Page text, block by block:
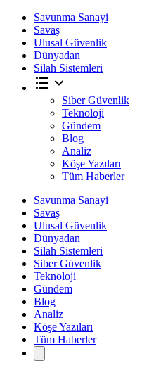
Savunma Sanayi
Savaş
Ulusal Güvenlik
Dünyadan
Silah Sistemleri
Siber Güvenlik
Teknoloji
Gündem
Blog
Analiz
Köşe Yazıları
Tüm Haberler
Savunma Sanayi
Savaş
Ulusal Güvenlik
Dünyadan
Silah Sistemleri
Siber Güvenlik
Teknoloji
Gündem
Blog
Analiz
Köşe Yazıları
Tüm Haberler